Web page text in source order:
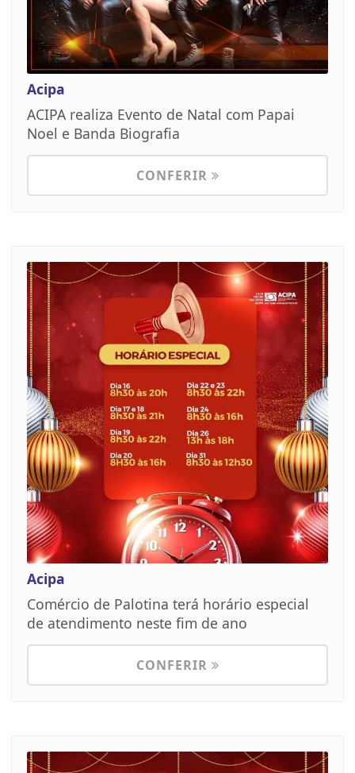
Acipa
ACIPA realiza Evento de Natal com Papai
Noel e Banda Biografia
CONFERIR
Acipa
Comércio de Palotina terá horário especial
de atendimento neste fim de ano
CONFERIR